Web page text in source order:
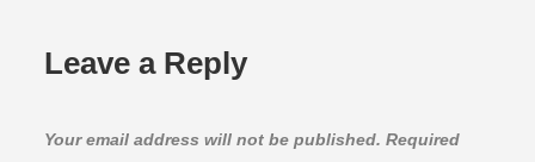
Leave a Reply
Your email address will not be published. Required